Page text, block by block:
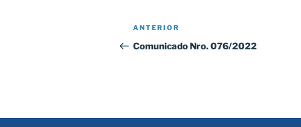
Navegación
de
Entrada
anterior:
ANTERIOR
Comunicado Nro. 076/2022